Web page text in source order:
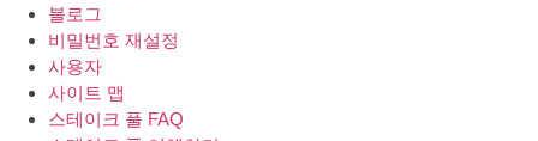
블로그
비밀번호 재설정
사용자
사이트 맵
스테이크 풀 FAQ